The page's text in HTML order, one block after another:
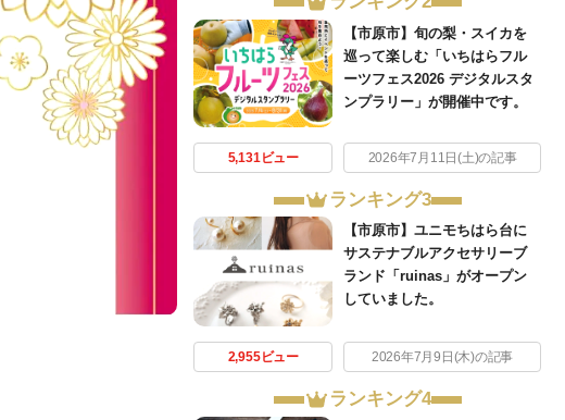
【市原市】旬の梨・スイカを
巡って楽しむ「いちはらフル
ーツフェス2026 デジタルスタ
ンプラリー」が開催中です。
5,131ビュー 2026年7月11日(土)の記事
ランキング3
【市原市】ユニモちはら台に
サステナブルアクセサリーブ
ランド「ruinas」がオープン
していました。
2,955ビュー 2026年7月9日(木)の記事
ランキング4